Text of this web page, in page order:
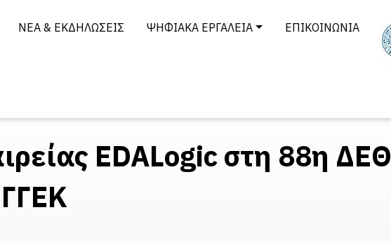
ΝΈΑ & ΕΚΔΗΛΏΣΕΙΣ ΨΗΦΙΑΚΆ ΕΡΓΑΛΕΊΑ ΕΠΙΚΟΙΝΩΝΊΑ
EDALogic στη 88η ΔΕΘ